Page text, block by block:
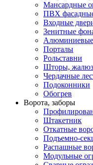
Мансардные
ПВХ
Входные
Зенитные
Алюминиевые
Порталы
Рольставни
Шторы,
Чердачные
Подоконники
Обогрев
Ворота, заборы
Штакетник
Откатные
Подъемно-
Распашные
Модульные